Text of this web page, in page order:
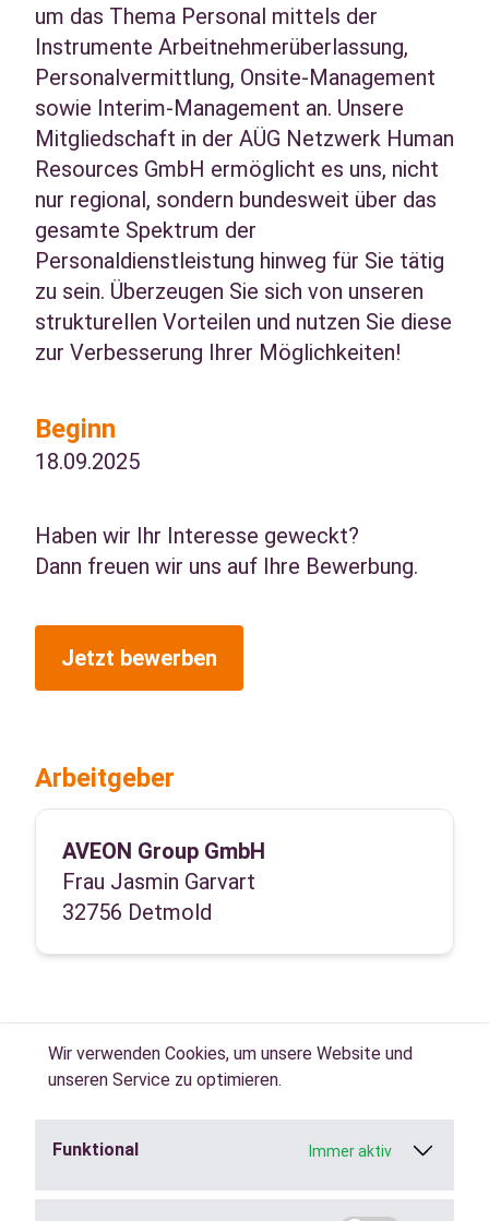
Wir verwenden Cookies, um unsere Website und
unseren Service zu optimieren.
Funktional Immer aktiv
um das Thema Personal mittels der
Instrumente Arbeitnehmerüberlassung,
Personalvermittlung, Onsite-Management
sowie Interim-Management an. Unsere
Mitgliedschaft in der AÜG Netzwerk Human
Resources GmbH ermöglicht es uns, nicht
nur regional, sondern bundesweit über das
gesamte Spektrum der
Personaldienstleistung hinweg für Sie tätig
zu sein. Überzeugen Sie sich von unseren
strukturellen Vorteilen und nutzen Sie diese
zur Verbesserung Ihrer Möglichkeiten!
Beginn
18.09.2025
Haben wir Ihr Interesse geweckt?
Dann freuen wir uns auf Ihre Bewerbung.
Jetzt bewerben
Arbeitgeber
AVEON Group GmbH
Frau Jasmin Garvart
32756 Detmold
Jobs in der
Zeitarbeit